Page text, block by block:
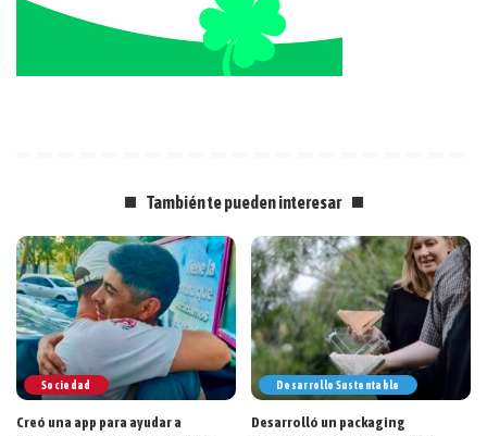
También te pueden interesar
Sociedad
Creó una app para ayudar a
Desarrollo Sustentable
Desarrolló un packaging